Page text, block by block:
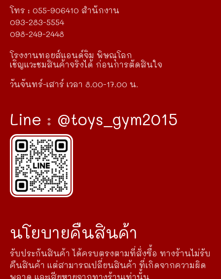
โทร : 055-906410 สำนักงาน
093-283-5554
098-249-2448
โรงงานทอยส์แอนด์จิม พิษณุโลก
เชิญแวะชมสินค้าจริงได้ ก่อนการตัดสินใจ
วันจันทร์-เสาร์ เวลา 8.00-17.00 น.
Line : @toys_gym2015
นโยบายคืนสินค้า
รับประกันสินค้า ได้ครบตรงตามที่สั่งซื้อ ทางร้านไม่รับ
คืนสินค้า แต่สามารถเปลี่ยนสินค้า ที่เกิดจากความผิด
พลาด และเสียหายจากทางร้านเท่านั้น